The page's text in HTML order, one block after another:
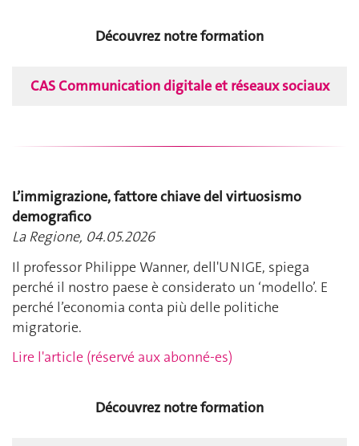
Découvrez notre formation
CAS Communication digitale et réseaux sociaux
L’immigrazione, fattore chiave del virtuosismo
demografico
La Regione, 04.05.2026
Il professor Philippe Wanner, dell'UNIGE, spiega
perché il nostro paese è considerato un ‘modello’. E
perché l’economia conta più delle politiche
migratorie.
Lire l'article (réservé aux abonné-es)
Découvrez notre formation